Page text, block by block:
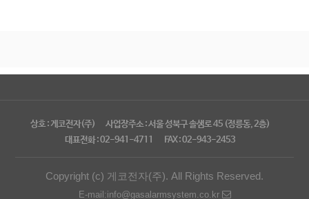
상호 : 게코전자(주)
사업장주소 : 서울 성북구 솔샘로 45 (정릉동, 2층)
대표전화 : 02-941-4711
FAX : 02-943-2453
Copyright (c) 게코전자(주). All Rights Reserved.
E-mail:info@gasalarmsystem.co.kr